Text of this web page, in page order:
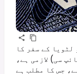
کے سفر کا
سی) لازمی ہے،
جس کا مطلب ہے